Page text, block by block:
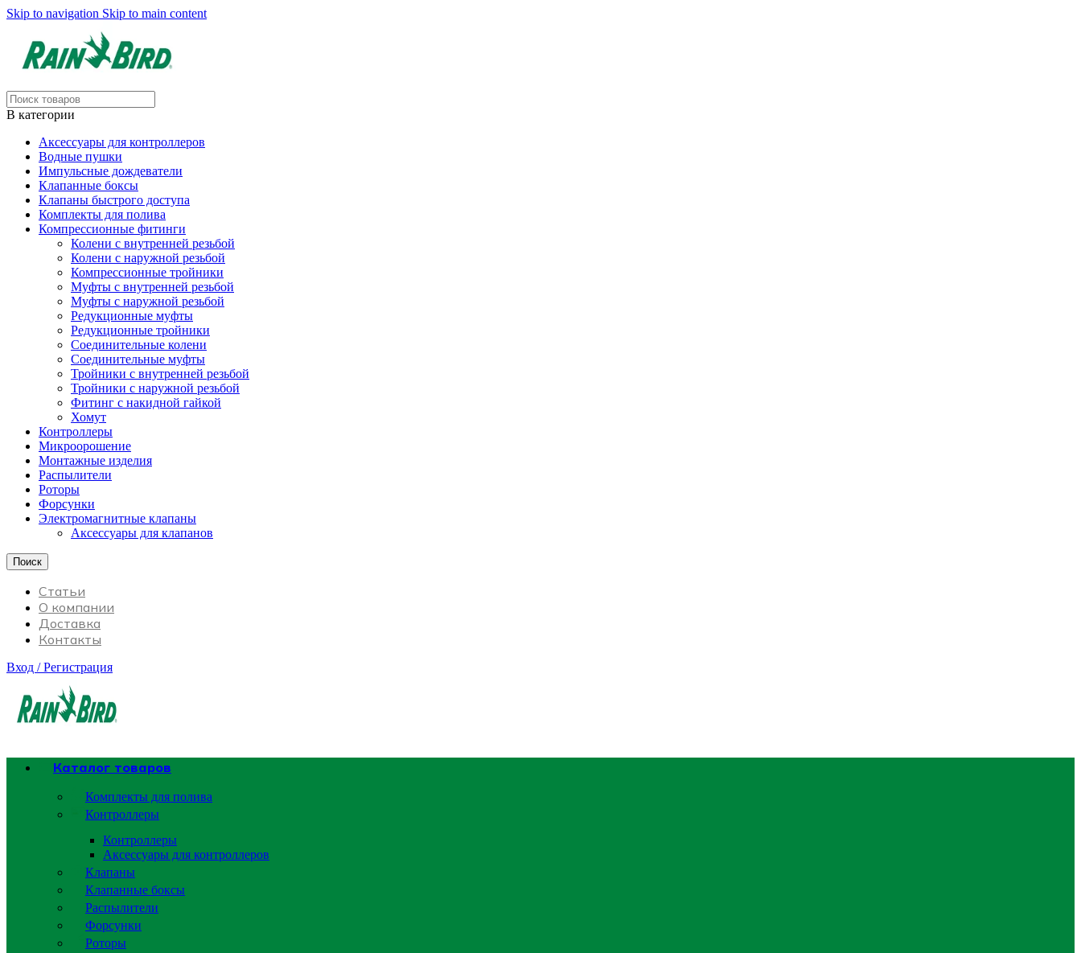
Skip to navigation Skip to main content
В категории
Аксессуары для контроллеров
Водные пушки
Импульсные дождеватели
Клапанные боксы
Клапаны быстрого доступа
Комплекты для полива
Компрессионные фитинги
Колени с внутренней резьбой
Колени с наружной резьбой
Компрессионные тройники
Муфты с внутренней резьбой
Муфты с наружной резьбой
Редукционные муфты
Редукционные тройники
Соединительные колени
Соединительные муфты
Тройники с внутренней резьбой
Тройники с наружной резьбой
Фитинг с накидной гайкой
Хомут
Контроллеры
Микроорошение
Монтажные изделия
Распылители
Роторы
Форсунки
Электромагнитные клапаны
Аксессуары для клапанов
Поиск
Статьи
О компании
Доставка
Контакты
Вход / Регистрация
Каталог товаров
Комплекты для полива
Контроллеры
Контроллеры
Аксессуары для контроллеров
Клапаны
Клапанные боксы
Распылители
Форсунки
Роторы